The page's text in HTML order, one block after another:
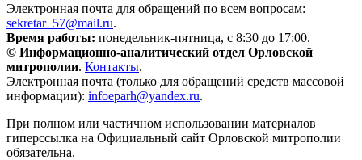
Электронная почта для обращений по всем вопросам:
sekretar_57@mail.ru.
Время работы: понедельник-пятница, с 8:30 до 17:00.
© Информационно-аналитический отдел Орловской
митрополии. Контакты.
Электронная почта (только для обращений средств массовой
информации): infoeparh@yandex.ru.
При полном или частичном использовании материалов
гиперссылка на Официальный сайт Орловской митрополии
обязательна.